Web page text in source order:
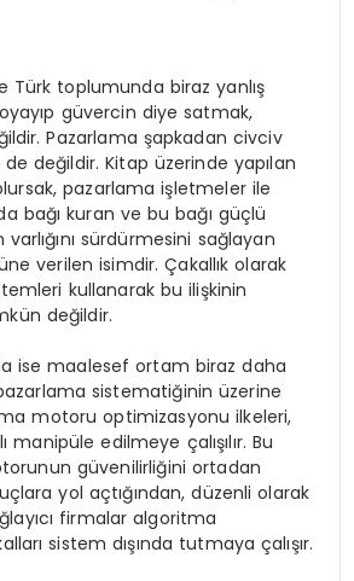
Türk toplumunda biraz yanlış
güvercin diye satmak,
Pazarlama şapkadan civciv
değildir. Kitap üzerinde yapılan
pazarlama işletmeler ile
bağı kuran ve bu bağı güçlü
sürdürmesini sağlayan
verilen isimdir. Çakallık olarak
kullanarak bu ilişkinin
değildir.
ise maalesef ortam biraz daha
sistematiğinin üzerine
motoru optimizasyonu ilkeleri,
manipüle edilmeye çalışılır. Bu
güvenilirliğini ortadan
yol açtığından, düzenli olarak
firmalar algoritma
sistem dışında tutmaya çalışır.